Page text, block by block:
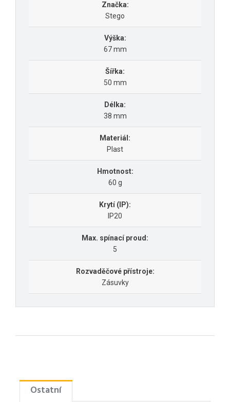
Značka:
Stego
Výška:
67 mm
Šířka:
50 mm
Délka:
38 mm
Materiál:
Plast
Hmotnost:
60 g
Krytí (IP):
IP20
Max. spínací proud:
5
Rozvaděčové přístroje:
Zásuvky
Ostatní